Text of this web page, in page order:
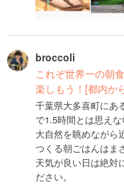
broccoli
これぞ世界一の朝
楽しもう！[都内か
千葉県大多喜町にあ
で1.5時間とは思えな
大自然を眺めながら
つくる朝ごはんはま
天気が良い日は絶対
ださい。